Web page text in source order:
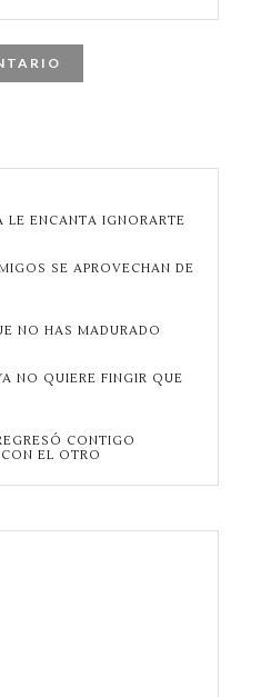
LE ENCANTA IGNORARTE
SE APROVECHAN DE
NO HAS MADURADO
NO QUIERE FINGIR QUE
CONTIGO
EL OTRO